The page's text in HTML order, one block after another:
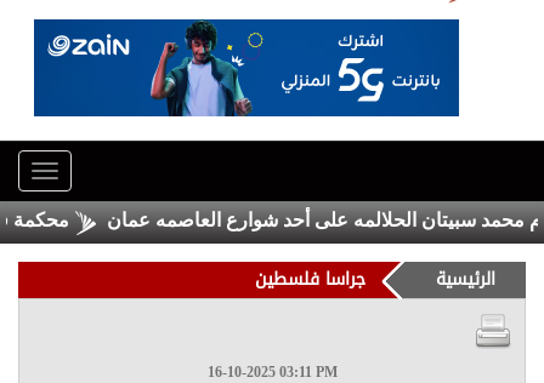
سبيتان الحلالمه على أحد شوارع العاصمه عمان محكمة
الرئيسية جراسا فلسطين
16-10-2025 03:11 PM